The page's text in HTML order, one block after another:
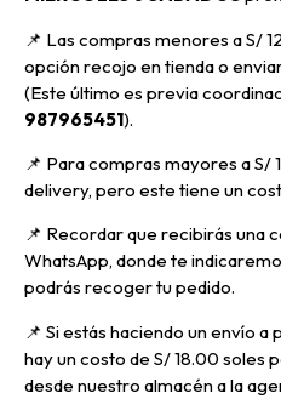
📌 Las compras menores a S/
opción recojo en tienda o
(Este último es previa
987965451).
📌 Para compras mayores a S/
delivery, pero este tiene un
📌 Recordar que recibirás una
WhatsApp, donde te
podrás recoger tu pedido.
📌 Si estás haciendo un envío a
hay un costo de S/ 18.00 soles
desde nuestro almacén a la